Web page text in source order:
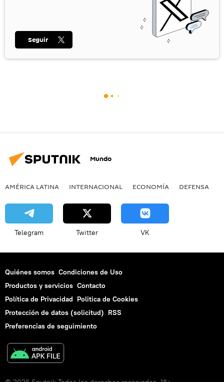
Seguir
Mundo
AMÉRICA LATINA INTERNACIONAL ECONOMÍA DEFENSA
Telegram Twitter VK
Quiénes somos Condiciones de Uso
Productos y servicios Contacto
Política de Privacidad Politica de Cookies
Protección de datos (solicitud) RSS
Preferencias de seguimiento